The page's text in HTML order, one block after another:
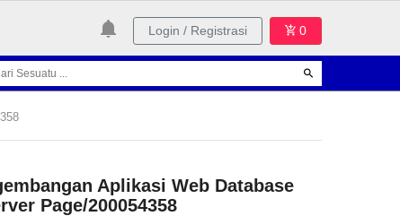
Login / Registrasi 0
Aplikasi Web Database
Page/200054358